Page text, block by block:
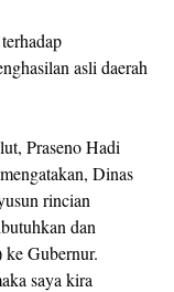
asli daerah
Praseno Hadi
Dinas
rincian
dan
ke Gubernur.
saya kira